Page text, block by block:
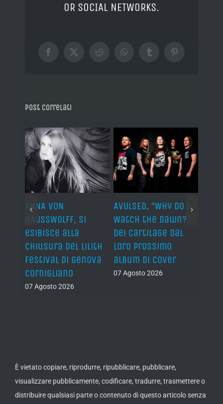
OR SOCIAL NETWORKS.
Facebook
X RedditWhatsAppTumblrPinterest
Post correlati
JOHN DIVA & THE
ROCKETS OF LOVE, è
“The Devil’s Got My
Back” il nuovo
singolo!
07 Agosto 2026
ALEX MARI, primo
singolo dall’album
08 Agosto 2026
visualizzare pubblicamente, codificare, tradurre, trasmettere o
distribuire qualsiasi parte o contenuto di questo articolo senza
previo consenso scritto da parte di METALHEAD.IT. È tuttavia